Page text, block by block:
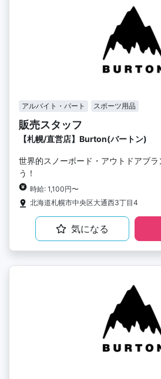
アルバイト・パート スポーツ用品
販売スタッフ
【札幌/直営店】Burton(バートン)
世界的スノーボード・アウトドアブ
う！
時給: 1,100円〜
北海道札幌市中央区大通西3丁目4
気になる